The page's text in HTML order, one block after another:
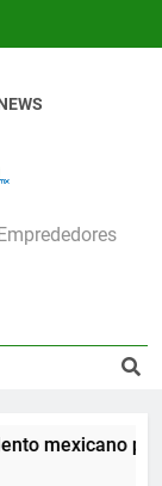
mexicano